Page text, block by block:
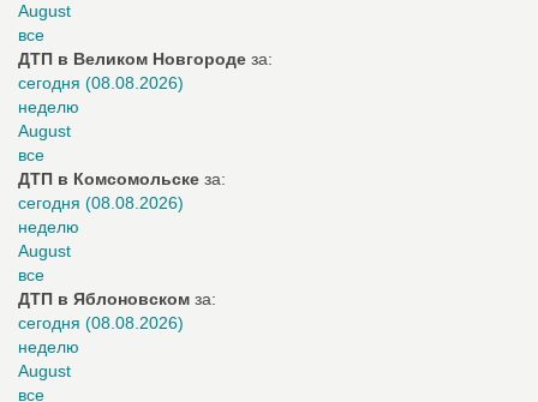
August
все
ДТП в Великом Новгороде за:
сегодня (08.08.2026)
неделю
August
все
ДТП в Комсомольске за:
сегодня (08.08.2026)
неделю
August
все
ДТП в Яблоновском за:
сегодня (08.08.2026)
неделю
August
все